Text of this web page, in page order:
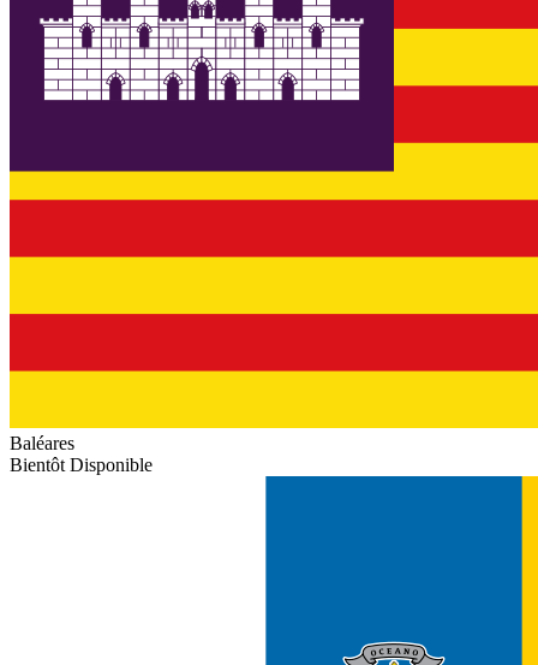
Baléares
Bientôt Disponible